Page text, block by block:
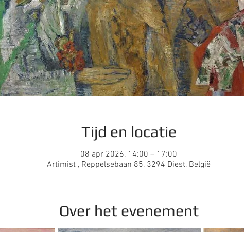
Tijd en locatie
08 apr 2026, 14:00 – 17:00
Artimist , Reppelsebaan 85, 3294 Diest, België
Over het evenement